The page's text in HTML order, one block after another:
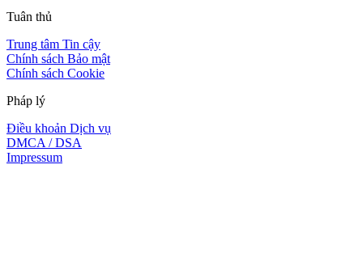
Tuân thủ
Trung tâm Tin cậy
Chính sách Bảo mật
Chính sách Cookie
Pháp lý
Điều khoản Dịch vụ
DMCA / DSA
Impressum